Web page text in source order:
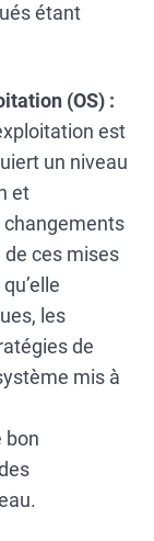
étant
(OS) :
est
un niveau
et
changements
ces mises
les
de
mis à
bon